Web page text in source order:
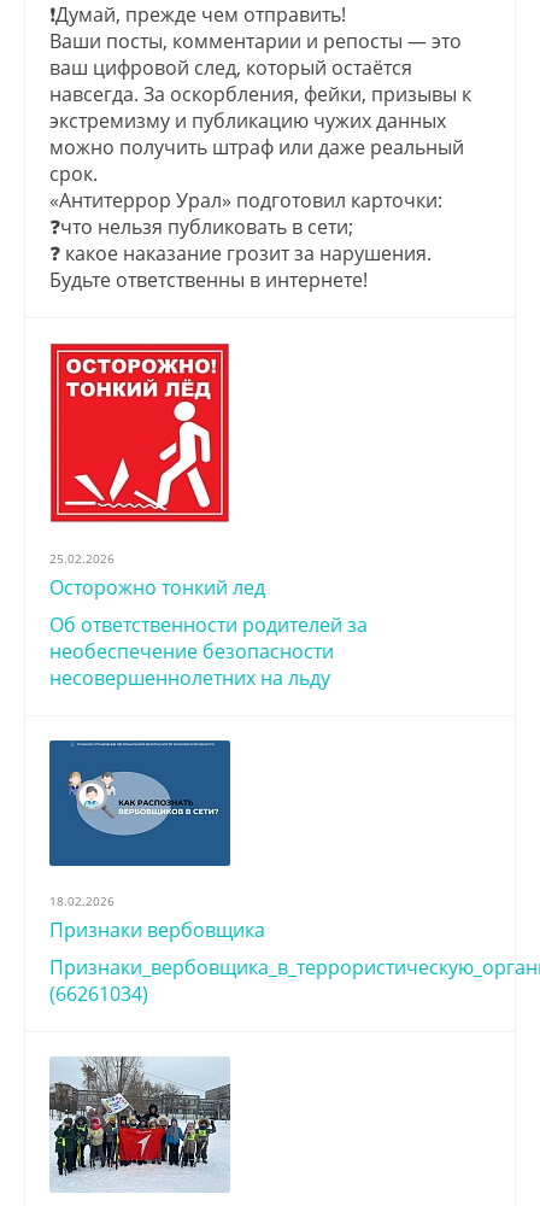
❗Думай, прежде чем отправить!
Ваши посты, комментарии и репосты — это
ваш цифровой след, который остаётся
навсегда. За оскорбления, фейки, призывы к
экстремизму и публикацию чужих данных
можно получить штраф или даже реальный
срок.
«Антитеррор Урал» подготовил карточки:
❓что нельзя публиковать в сети;
❓ какое наказание грозит за нарушения.
Будьте ответственны в интернете!
25.02.2026
Осторожно тонкий лед
Об ответственности родителей за
необеспечение безопасности
несовершеннолетних на льду
18.02.2026
Признаки вербовщика
(66261034)